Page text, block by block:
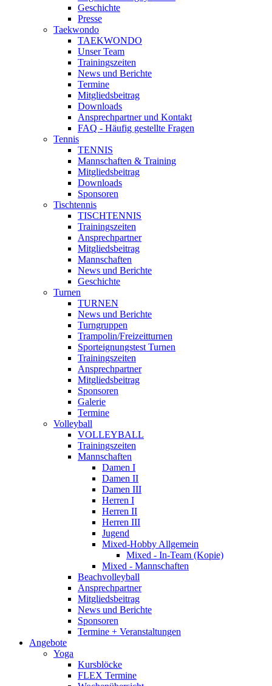
Geschichte
Presse
Taekwondo
TAEKWONDO
Unser Team
Trainingszeiten
News und Berichte
Termine
Mitgliedsbeitrag
Downloads
Ansprechpartner und Kontakt
FAQ - Häufig gestellte Fragen
Tennis
TENNIS
Mannschaften & Training
Mitgliedsbeitrag
Downloads
Sponsoren
Tischtennis
TISCHTENNIS
Trainingszeiten
Ansprechpartner
Mitgliedsbeitrag
Mannschaften
News und Berichte
Geschichte
Turnen
TURNEN
News und Berichte
Turngruppen
Trampolin/Freizeitturnen
Sporteignungstest Turnen
Trainingszeiten
Ansprechpartner
Mitgliedsbeitrag
Sponsoren
Galerie
Termine
Volleyball
VOLLEYBALL
Trainingszeiten
Mannschaften
Damen I
Damen II
Damen III
Herren I
Herren II
Herren III
Jugend
Mixed-Hobby Allgemein
Mixed - In-Team (Kopie)
Mixed - Mannschaften
Beachvolleyball
Ansprechpartner
Mitgliedsbeitrag
News und Berichte
Sponsoren
Termine + Veranstaltungen
Angebote
Yoga
Kursblöcke
FLEX Termine